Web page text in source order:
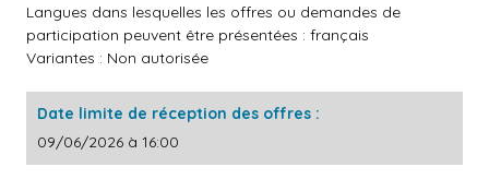
Langues dans lesquelles les offres ou demandes de
participation peuvent être présentées : français
Variantes : Non autorisée
Date limite de réception des offres :
09/06/2026 à 16:00